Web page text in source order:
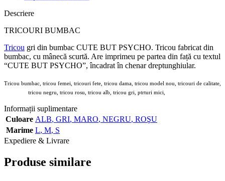
Descriere
TRICOURI BUMBAC
Tricou gri din bumbac CUTE BUT PSYCHO. Tricou fabricat din
bumbac, cu mânecă scurtă. Are imprimeu pe partea din față cu textul
“CUTE BUT PSYCHO”, încadrat în chenar dreptunghiular.
Tricou bumbac, tricou femei, tricouri fete, tricou dama, tricou model nou, tricouri de calitate,
tricou negru, tricou rosu, tricou alb, tricou gri, ptrturi mici,
Informații suplimentare
Culoare ALB, GRI, MARO, NEGRU, ROŞU
Marime L, M, S
Expediere & Livrare
Produse similare